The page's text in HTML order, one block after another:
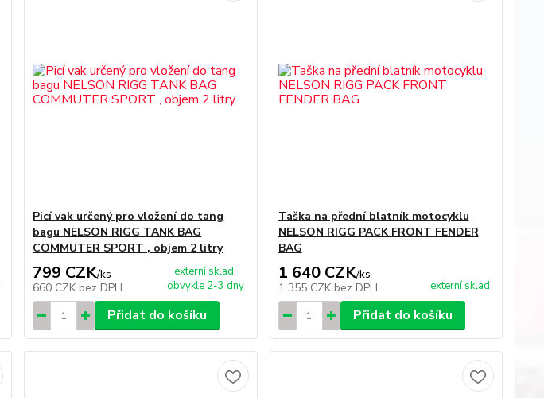
Picí vak určený pro vložení do tang
bagu NELSON RIGG TANK BAG
COMMUTER SPORT , objem 2 litry
799 CZK/ks
660 CZK bez DPH
externí sklad,
obvykle 2-3 dny
Přidat do košíku
Taška na přední blatník motocyklu
NELSON RIGG PACK FRONT FENDER
BAG
1 640 CZK/ks
1 355 CZK bez DPH externí sklad
Přidat do košíku